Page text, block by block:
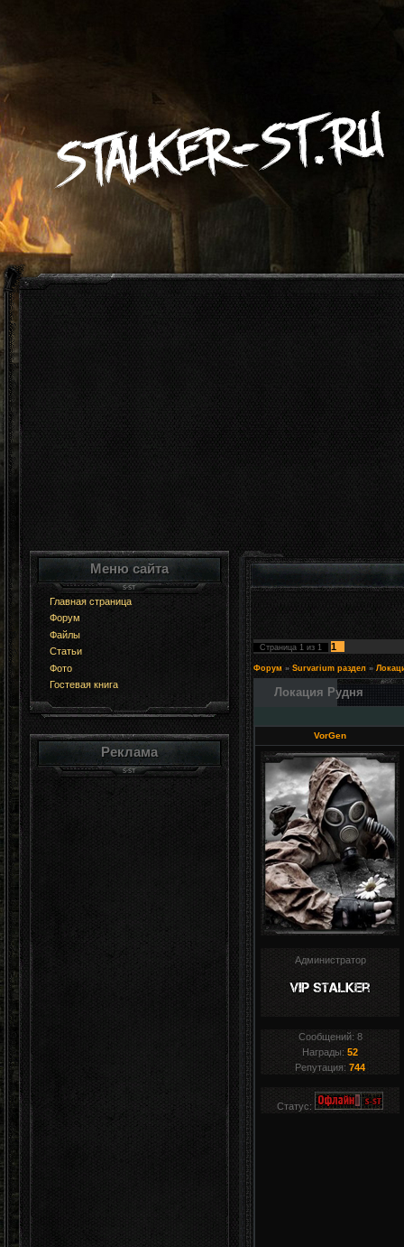
Меню сайта
Главная страница
Форум
Файлы
Статьи
Фото
Гостевая книга
Реклама
Страница 1 из 1 1
Форум » Survarium раздел »
Локация Рудня
VorGen
Администратор
Сообщений: 8
Награды: 52
Репутация: 744
Статус: